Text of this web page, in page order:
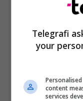
Telegrafi
your
content
services